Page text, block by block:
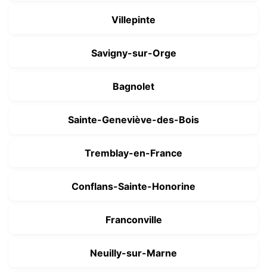
Villepinte
Savigny-sur-Orge
Bagnolet
Sainte-Geneviève-des-Bois
Tremblay-en-France
Conflans-Sainte-Honorine
Franconville
Neuilly-sur-Marne